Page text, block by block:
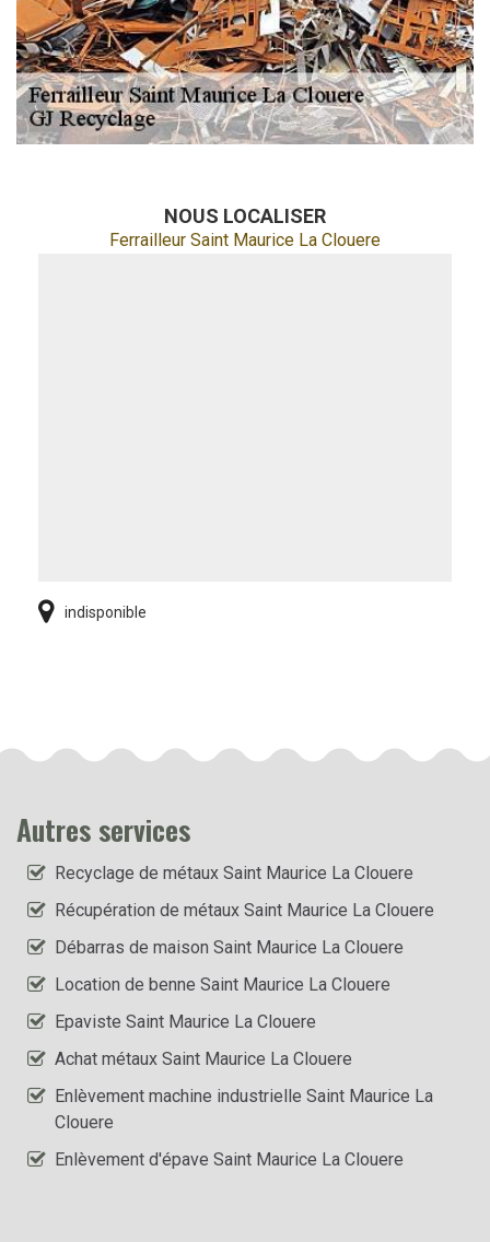
NOUS LOCALISER
Ferrailleur Saint Maurice La Clouere
indisponible
Autres services
Recyclage de métaux Saint Maurice La Clouere
Récupération de métaux Saint Maurice La Clouere
Débarras de maison Saint Maurice La Clouere
Location de benne Saint Maurice La Clouere
Epaviste Saint Maurice La Clouere
Achat métaux Saint Maurice La Clouere
Enlèvement machine industrielle Saint Maurice La
Clouere
Enlèvement d'épave Saint Maurice La Clouere